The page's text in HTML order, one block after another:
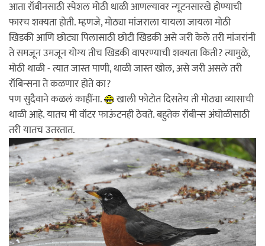
आता रॉबीनसाठी स्पेशल मोठी थाळी आणल्यावर न्यूटनसारखे होण्याची
फारच शक्यता होती. म्हणजे, मोठ्या मांजराला यायला जायला मोठी
खिडकी आणि छोट्या पिलासाठी छोटी खिडकी असे जरी केले तरी मांजरांनी
ते समजून उमजून योग्य तीच खिडकी वापरण्याची शक्यता किती? त्यामुळे,
मोठी थाळी - त्यात जास्त पाणी, थाळी जास्त खोल, असे जरी असले तरी
रॉबिन्सना ते कळणार होते का?
पण सुदैवाने कळलं काहींना.
खाली फोटोत दिसतेय ती मोठ्या व्यासाची
थाळी आहे. यातच मी वॉटर फाऊंटनही ठेवते. बहुतेक रॉबीन्स अंघोळीसाठी
तरी यातच उतरतात.